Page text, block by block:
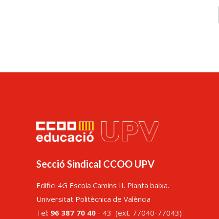
Secció Sindical CCOO UPV
Edifici 4G Escola Camins II. Planta baixa.
Universitat Politècnica de València
Tel: 96 387 70 40 - 43 (ext. 77040-77043)